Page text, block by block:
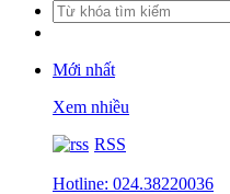
Mới nhất
Xem nhiều
RSS
Hotline: 024.38220036